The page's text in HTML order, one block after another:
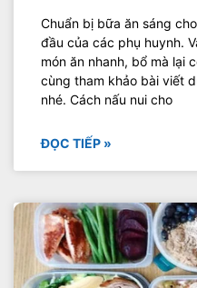
Chuẩn bị bữa ăn sáng
đầu của các phụ huynh.
món ăn nhanh, bổ mà lại
cùng tham khảo bài viết
nhé. Cách nấu nui cho
ĐỌC TIẾP »